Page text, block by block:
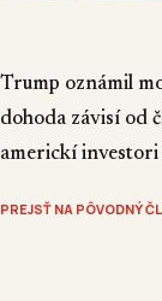
Trump oznámil
dohoda závisí od
americkí investori
PREJSŤ NA PÔVODNÝ